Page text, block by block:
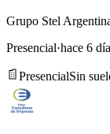
Grupo Stel
Presencial·hace 6
PresencialSin